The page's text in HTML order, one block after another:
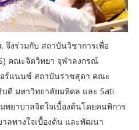
จึงร่วมกับ สถาบันวิชาการเพื่อ
คณะจิตวิทยา จุฬาลงกรณ์
อร์แนนซ์ สถาบันราชสุดา คณะ
ดี มหาวิทยาลัยมหิดล และ Sati
ยาบาลจิตใจเบื้องต้นโดยคนพิการ
ลทางใจเบื้องต้น และพัฒนา